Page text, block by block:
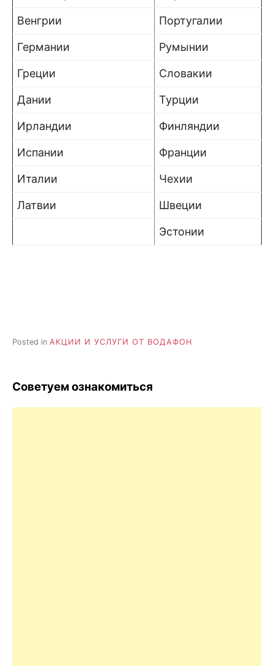
Венгрии Португалии
Германии Румынии
Греции Словакии
Дании Турции
Ирландии Финляндии
Испании Франции
Италии Чехии
Латвии Швеции
Эстонии
Posted in АКЦИИ И УСЛУГИ ОТ ВОДАФОН
Советуем ознакомиться